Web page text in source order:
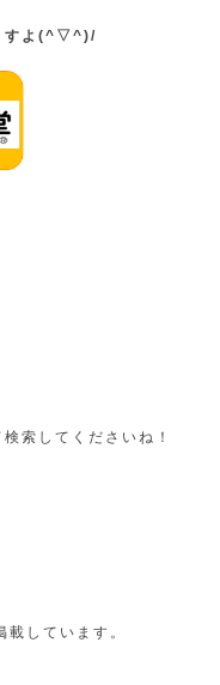
すよ(^▽^)/
索してくださいね！
しています。